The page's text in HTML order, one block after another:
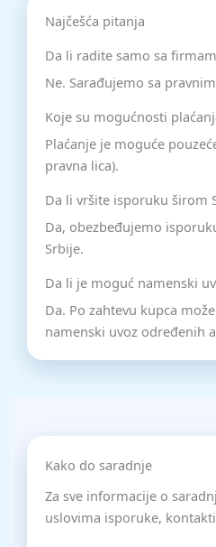
Najčešća pitanja
Da li radite samo sa
Ne. Sarađujemo sa
Koje su mogućnosti
Plaćanje je moguće
pravna lica).
Da li vršite isporuku širom
Da, obezbeđujemo
Srbije.
Da li je moguć namenski
Da. Po zahtevu kupca
namenski uvoz određenih
Kako do saradnje
Za sve informacije o
uslovima isporuke,